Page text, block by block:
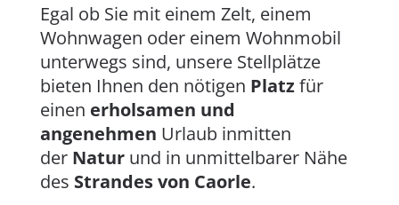
Egal ob Sie mit einem Zelt, einem
Wohnwagen oder einem Wohnmobil
unterwegs sind, unsere Stellplätze
bieten Ihnen den nötigen Platzfür
einen erholsamen und
angenehmen Urlaub inmitten
der Naturund in unmittelbarer Nähe
des Strandes von Caorle.